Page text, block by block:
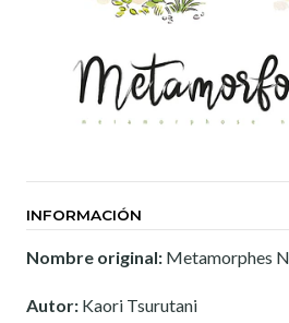
INFORMACIÓN
Nombre original: Metamorphes
Autor: Kaori Tsurutani